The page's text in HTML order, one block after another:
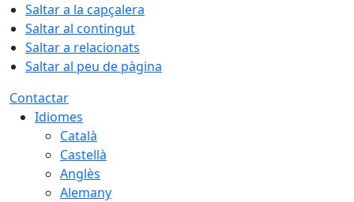
Saltar a la capçalera
Saltar al contingut
Saltar a relacionats
Saltar al peu de pàgina
Contactar
Idiomes
Català
Castellà
Anglès
Alemany